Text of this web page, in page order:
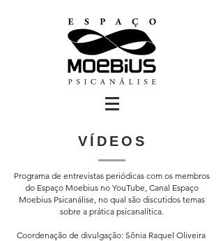
VÍDEOS
Programa de entrevistas periódicas com os membros
do Espaço Moebius no YouTube, Canal Espaço
Moebius Psicanálise, no qual são discutidos temas
sobre a prática psicanalítica.
Coordenação de divulgação: Sônia Raquel Oliveira